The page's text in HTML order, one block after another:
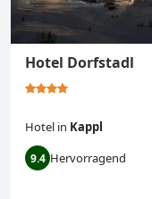
Hotel Dorfstadl
Hotel in Kappl
9.4 Hervorragend